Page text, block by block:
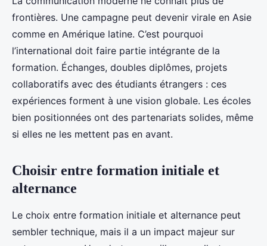
frontières. Une campagne peut devenir virale en Asie
comme en Amérique latine. C’est pourquoi
l’international doit faire partie intégrante de la
formation. Échanges, doubles diplômes, projets
collaboratifs avec des étudiants étrangers : ces
expériences forment à une vision globale. Les écoles
bien positionnées ont des partenariats solides, même
si elles ne les mettent pas en avant.
Choisir entre formation initiale et
alternance
Le choix entre formation initiale et alternance peut
sembler technique, mais il a un impact majeur sur